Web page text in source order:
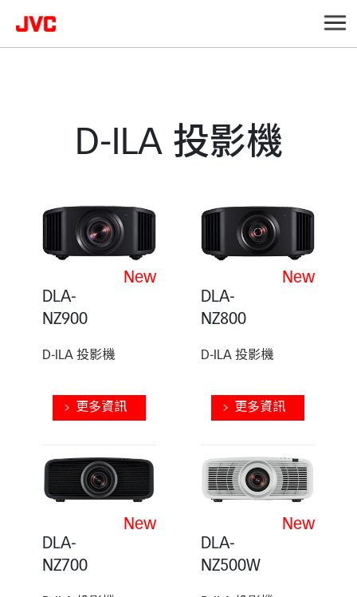
D-ILA 投影機
DLA-
NZ900
New
D-ILA 投影機
更多資訊
DLA-
NZ800
New
D-ILA 投影機
更多資訊
DLA-
NZ700
New
DLA-
NZ500W
New